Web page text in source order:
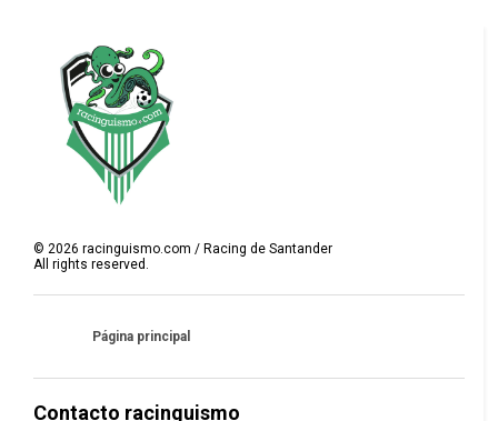
©2026 racinguismo.com / Racing de Santander
All rights reserved.
Página principal
Contacto racinguismo